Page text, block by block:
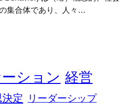
集合体であり、人々…
ション 経営
定
リーダーシップ